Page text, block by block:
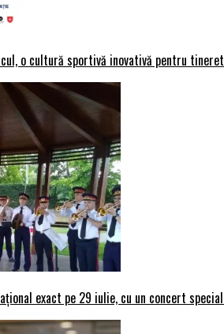
o cultură sportivă inovativă pentru
exact pe 29 iulie, cu un concert